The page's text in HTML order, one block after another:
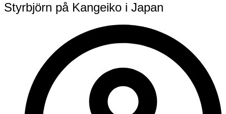
Styrbjörn på Kangeiko i Japan